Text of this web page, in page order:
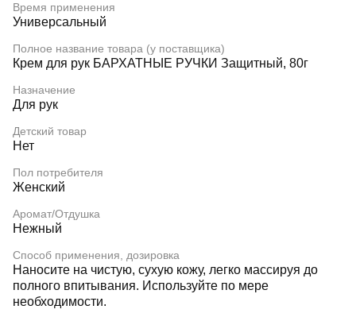
Время применения
Универсальный
Полное название товара (у поставщика)
Крем для рук БАРХАТНЫЕ РУЧКИ Защитный, 80г
Назначение
Для рук
Детский товар
Нет
Пол потребителя
Женский
Аромат/Отдушка
Нежный
Способ применения, дозировка
Наносите на чистую, сухую кожу, легко массируя до
полного впитывания. Используйте по мере
необходимости.